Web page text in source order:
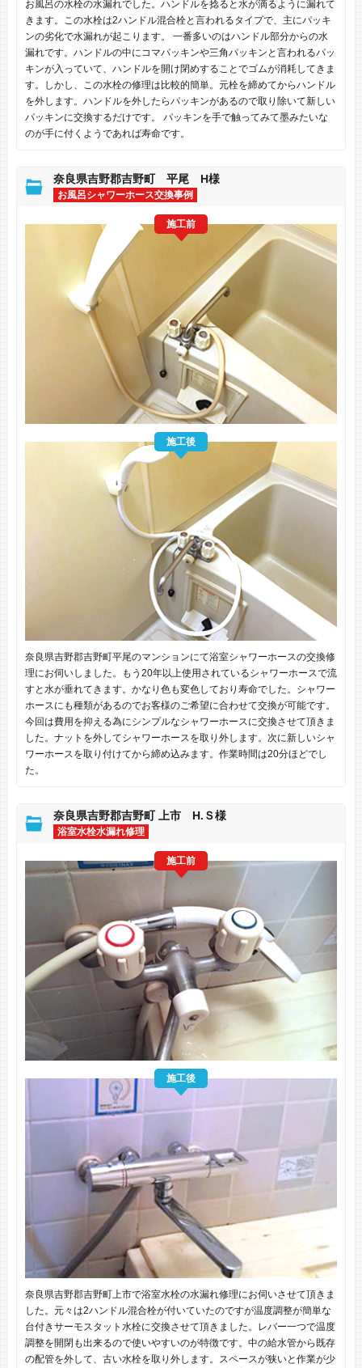
お風呂の水栓の水漏れでした。ハンドルを捻ると水が滴るように漏れて
きます。この水栓は2ハンドル混合栓と言われるタイプで、主にパッキ
ンの劣化で水漏れが起こります。 一番多いのはハンドル部分からの水
漏れです。ハンドルの中にコマパッキンや三角パッキンと言われるパッ
キンが入っていて、ハンドルを開け閉めすることでゴムが消耗してきま
す。しかし、この水栓の修理は比較的簡単。元栓を締めてからハンドル
を外します。ハンドルを外したらパッキンがあるので取り除いて新しい
パッキンに交換するだけです。 パッキンを手で触ってみて墨みたいな
のが手に付くようであれば寿命です。
奈良県吉野郡吉野町 平尾 H様
お風呂シャワーホース交換事例
施工前
施工後
奈良県吉野郡吉野町平尾のマンションにて浴室シャワーホースの交換修
理にお伺いしました。もう20年以上使用されているシャワーホースで流
すと水が垂れてきます。かなり色も変色しており寿命でした。シャワー
ホースにも種類があるのでお客様のご希望に合わせて交換が可能です。
今回は費用を抑える為にシンプルなシャワーホースに交換させて頂きま
した。ナットを外してシャワーホースを取り外します。次に新しいシャ
ワーホースを取り付けてから締め込みます。作業時間は20分ほどでし
た。
奈良県吉野郡吉野町 上市 H.Ｓ様
浴室水栓水漏れ修理
施工前
施工後
奈良県吉野郡吉野町上市で浴室水栓の水漏れ修理にお伺いさせて頂きま
した。元々は2ハンドル混合栓が付いていたのですが温度調整が簡単な
台付きサーモスタット水栓に交換させて頂きました。レバー一つで温度
調整を開閉も出来るので使いやすいのが特徴です。中の給水管から既存
の配管を外して、古い水栓を取り外します。スペースが狭いと作業が少